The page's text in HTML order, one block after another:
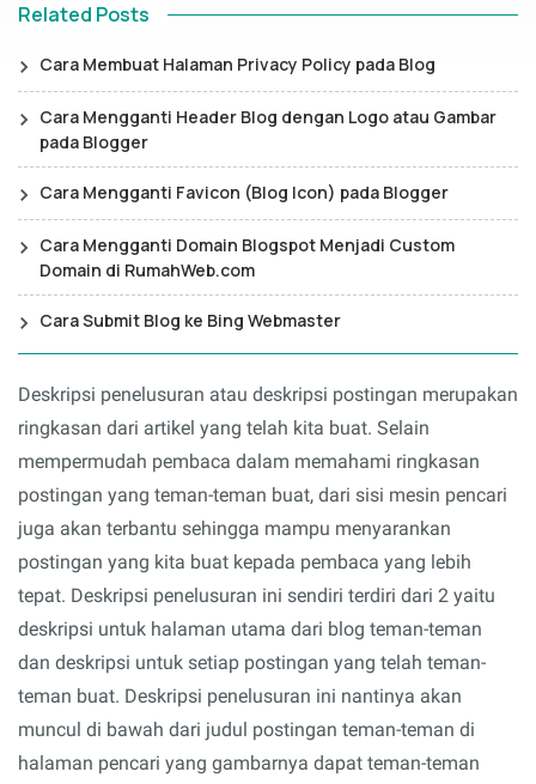
Related Posts
Cara Membuat Halaman Privacy Policy pada Blog
Cara Mengganti Header Blog dengan Logo atau Gambar
pada Blogger
Cara Mengganti Favicon (Blog Icon) pada Blogger
Cara Mengganti Domain Blogspot Menjadi Custom
Domain di RumahWeb.com
Cara Submit Blog ke Bing Webmaster
Deskripsi penelusuran atau deskripsi postingan merupakan
ringkasan dari artikel yang telah kita buat. Selain
mempermudah pembaca dalam memahami ringkasan
postingan yang teman-teman buat, dari sisi mesin pencari
juga akan terbantu sehingga mampu menyarankan
postingan yang kita buat kepada pembaca yang lebih
tepat. Deskripsi penelusuran ini sendiri terdiri dari 2 yaitu
deskripsi untuk halaman utama dari blog teman-teman
dan deskripsi untuk setiap postingan yang telah teman-
teman buat. Deskripsi penelusuran ini nantinya akan
muncul di bawah dari judul postingan teman-teman di
halaman pencari yang gambarnya dapat teman-teman